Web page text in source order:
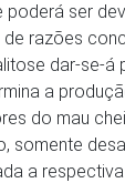
poderá ser
razões
dar-se-á
a
do mau
somente
a